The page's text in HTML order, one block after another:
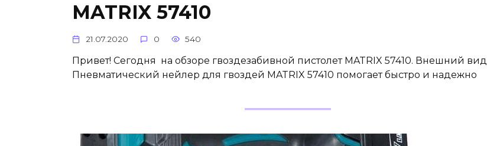
MATRIX 57410
21.07.2020 0 540
Привет! Сегодня на обзоре гвоздезабивной пистолет MATRIX 57410. Внешний вид
Пневматический нейлер для гвоздей MATRIX 57410 помогает быстро и надежно